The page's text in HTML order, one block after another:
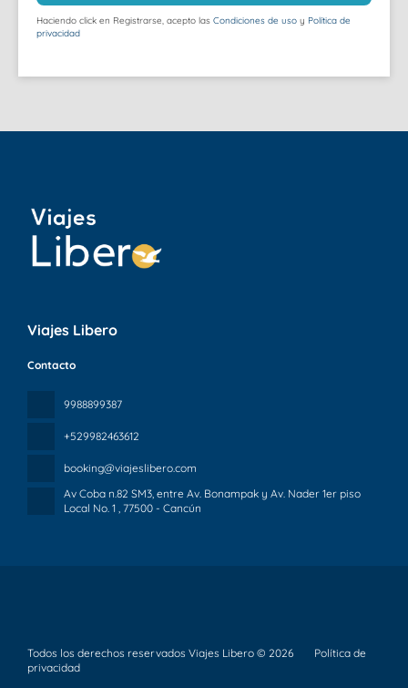
Haciendo click en Registrarse, acepto las Condiciones de uso y Política de
privacidad
Viajes Libero
Contacto
9988899387
+529982463612
booking@viajeslibero.com
Av Coba n.82 SM3, entre Av. Bonampak y Av. Nader 1er piso
Local No. 1 , 77500 - Cancún
Todos los derechos reservados Viajes Libero © 2026
Política de
privacidad